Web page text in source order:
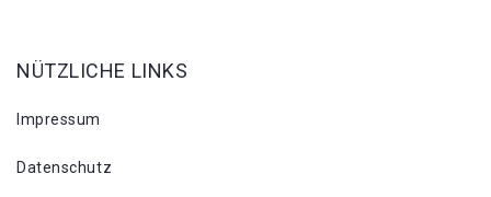
NÜTZLICHE LINKS
Impressum
Datenschutz